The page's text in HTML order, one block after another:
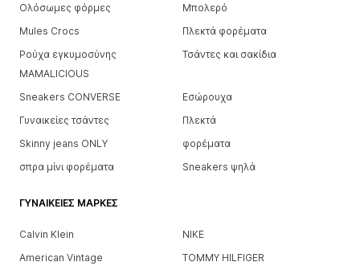
Ολόσωμες φόρμες
Μπολερό
Mules Crocs
Πλεκτά φορέματα
Ρούχα εγκυμοσύνης
MAMALICIOUS
Τσάντες και σακίδια
Sneakers CONVERSE
Εσώρουχα
Γυναικείες τσάντες
Πλεκτά
Skinny jeans ONLY
φορέματα
σπρα μίνι φορέματα
Sneakers ψηλά
ΓΥΝΑΙΚΕΊΕΣ ΜΆΡΚΕΣ
Calvin Klein
NIKE
American Vintage
TOMMY HILFIGER